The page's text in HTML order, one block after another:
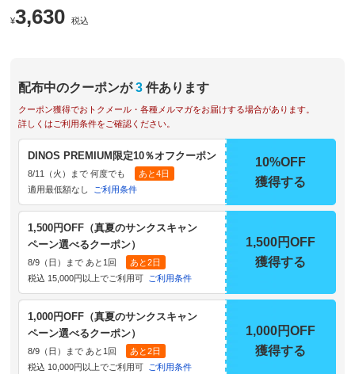
¥3,630 税込
配布中のクーポンが 3 件あります
クーポン獲得でおトクメール・各種メルマガをお届けする場合があります。
詳しくはご利用条件をご確認ください。
DINOS PREMIUM限定10％オフクーポン
8/11（火）まで 何度でも
あと4日
適用最低額なし
ご利用条件
10%OFF
獲得する
1,500円OFF（真夏のサンクスキャン
ペーン選べるクーポン）
8/9（日）まで あと1回
あと2日
税込 15,000円以上でご利用可
ご利用条件
1,500円OFF
獲得する
1,000円OFF（真夏のサンクスキャン
ペーン選べるクーポン）
8/9（日）まで あと1回
あと2日
税込 10,000円以上でご利用可
ご利用条件
1,000円OFF
獲得する